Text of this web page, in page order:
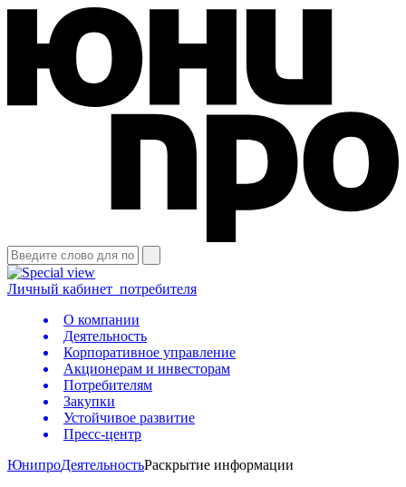
Личный кабинет потребителя
О компании
Деятельность
Корпоративное управление
Акционерам и инвесторам
Потребителям
Закупки
Устойчивое развитие
Пресс-центр
ЮнипроДеятельностьРаскрытие информации